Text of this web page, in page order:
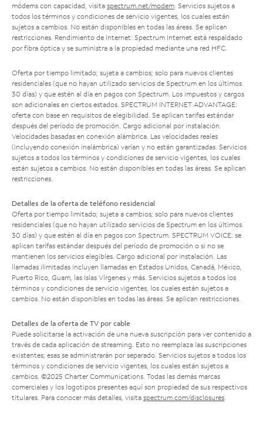
módems con capacidad, visita spectrum.net/modem . Servicios sujetos a
todos los términos y condiciones de servicio vigentes, los cuales están
sujetos a cambios. No están disponibles en todas las áreas. Se aplican
restricciones. Rendimiento de Internet: Spectrum Internet está respaldado
por fibra óptica y se suministra a la propiedad mediante una red HFC.
Oferta por tiempo limitado; sujeta a cambios; solo para nuevos clientes
residenciales (que no hayan utilizado servicios de Spectrum en los últimos
30 días) y que estén al día en pagos con Spectrum. Los impuestos y cargos
son adicionales en ciertos estados. SPECTRUM INTERNET ADVANTAGE:
oferta con base en requisitos de elegibilidad. Se aplican tarifas estándar
después del período de promoción. Cargo adicional por instalación.
Velocidades basadas en conexión alámbrica. Las velocidades reales
(incluyendo conexión inalámbrica) varían y no están garantizadas. Servicios
sujetos a todos los términos y condiciones de servicio vigentes, los cuales
están sujetos a cambios. No están disponibles en todas las áreas. Se aplican
restricciones.
Detalles de la oferta de teléfono residencial
Oferta por tiempo limitado; sujeta a cambios; solo para nuevos clientes
residenciales (que no hayan utilizado servicios de Spectrum en los últimos
30 días) y que estén al día en pagos con Spectrum. SPECTRUM VOICE: se
aplican tarifas estándar después del período de promoción o si no se
mantienen los servicios elegibles. Cargo adicional por instalación. Las
llamadas ilimitadas incluyen llamadas en Estados Unidos, Canadá, México,
Puerto Rico, Guam, las Islas Vírgenes y más. Servicios sujetos a todos los
términos y condiciones de servicio vigentes, los cuales están sujetos a
cambios. No están disponibles en todas las áreas. Se aplican restricciones.
Detalles de la oferta de TV por cable
Puede solicitarse la activación de una nueva suscripción para ver contenido a
través de cada aplicación de streaming. Esto no reemplaza las suscripciones
existentes; esas se administrarán por separado. Servicios sujetos a todos los
términos y condiciones de servicio vigentes, los cuales están sujetos a
cambios. ©2025 Charter Communications. Todas las demás marcas
comerciales y los logotipos presentes aquí son propiedad de sus respectivos
titulares. Para conocer más detalles, visita spectrum.com/disclosures